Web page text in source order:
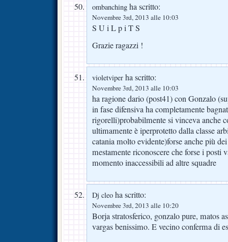
ombanching ha scritto:
Novembre 3rd, 2013 alle 10:03
S U i L p i T S
Grazie ragazzi !
violetviper ha scritto:
Novembre 3rd, 2013 alle 10:03
ha ragione dario (post41) con Gonzalo
in fase difensiva ha completamente
rigorelli)probabilmente si vinceva anche
ultimamente è iperprotetto dalla classe
catania molto evidente)forse anche più
mestamente riconoscere che forse i posti
momento inaccessibili ad altre squadre
Dj cleo ha scritto:
Novembre 3rd, 2013 alle 10:20
Borja stratosferico, gonzalo pure, matos
vargas benissimo. E vecino conferma di